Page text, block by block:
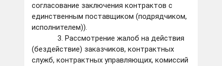
согласование заключения контрактов с
единственным поставщиком (подрядчиком,
исполнителем)).
3. Рассмотрение жалоб на действия
(бездействие) заказчиков, контрактных
служб, контрактных управляющих, комиссий